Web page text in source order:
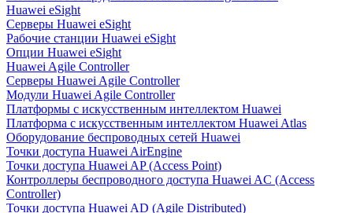
Huawei eSight
Серверы Huawei eSight
Рабочие станции Huawei eSight
Опции Huawei eSight
Huawei Agile Controller
Серверы Huawei Agile Controller
Модули Huawei Agile Controller
Платформы с искусственным интеллектом Huawei
Платформа с искусственным интеллектом Huawei Atlas
Оборудование беспроводных сетей Huawei
Точки доступа Huawei AirEngine
Точки доступа Huawei AP (Access Point)
Контроллеры беспроводного доступа Huawei AC (Access
Controller)
Точки доступа Huawei AD (Agile Distributed)